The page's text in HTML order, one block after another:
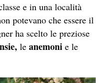
e in una località
potevano che essere il
ha scelto le preziose
le anemoni e le